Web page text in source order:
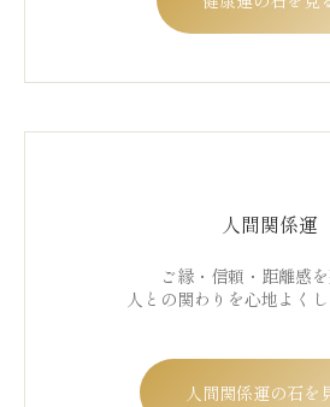
人間関係運
ご縁・信頼・距離感を
人との関わりを心地よくし
人間関係運の石を